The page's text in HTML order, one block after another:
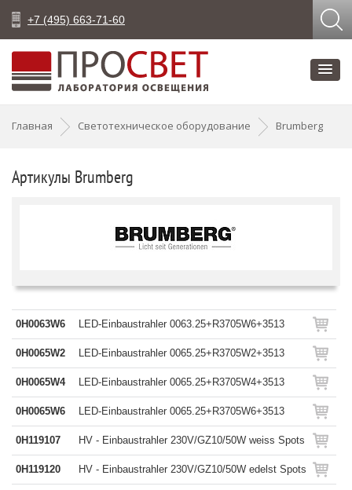
+7 (495) 663-71-60
Главная Светотехническое оборудование Brumberg
Артикулы Brumberg
0H0063W6 LED-Einbaustrahler 0063.25+R3705W6+3513
0H0065W2 LED-Einbaustrahler 0065.25+R3705W2+3513
0H0065W4 LED-Einbaustrahler 0065.25+R3705W4+3513
0H0065W6 LED-Einbaustrahler 0065.25+R3705W6+3513
0H119107 HV - Einbaustrahler 230V/GZ10/50W weiss Spots
0H119120 HV - Einbaustrahler 230V/GZ10/50W edelst Spots